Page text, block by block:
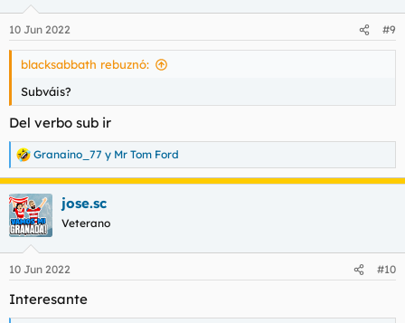
e
s
10 Jun 2022 #9
blacksabbath rebuznó:
Subváis?
Del verbo sub ir
R
e
a
c
c
i
e
:
Granaino_77 y Mr Tom Ford
jose.sc
Veterano
10 Jun 2022 #10
Interesante